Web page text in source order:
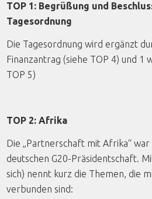
TOP 1: Begrüßung und
Tagesordnung
Die Tagesordnung wird ergänzt
Finanzantrag (siehe TOP 4) und 1
TOP 5)
TOP 2: Afrika
Die „Partnerschaft mit Afrika“
deutschen G20-Präsidentschaft.
sich) nennt kurz die Themen, die
verbunden sind: